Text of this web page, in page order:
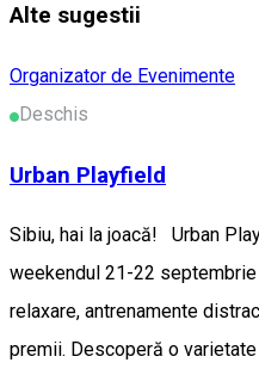
Alte sugestii
Organizator de Evenimente
Deschis
Urban Playfield
Sibiu, hai la joacă! Urban
weekendul 21-22
relaxare, antrenamente
premii. Descoperă o